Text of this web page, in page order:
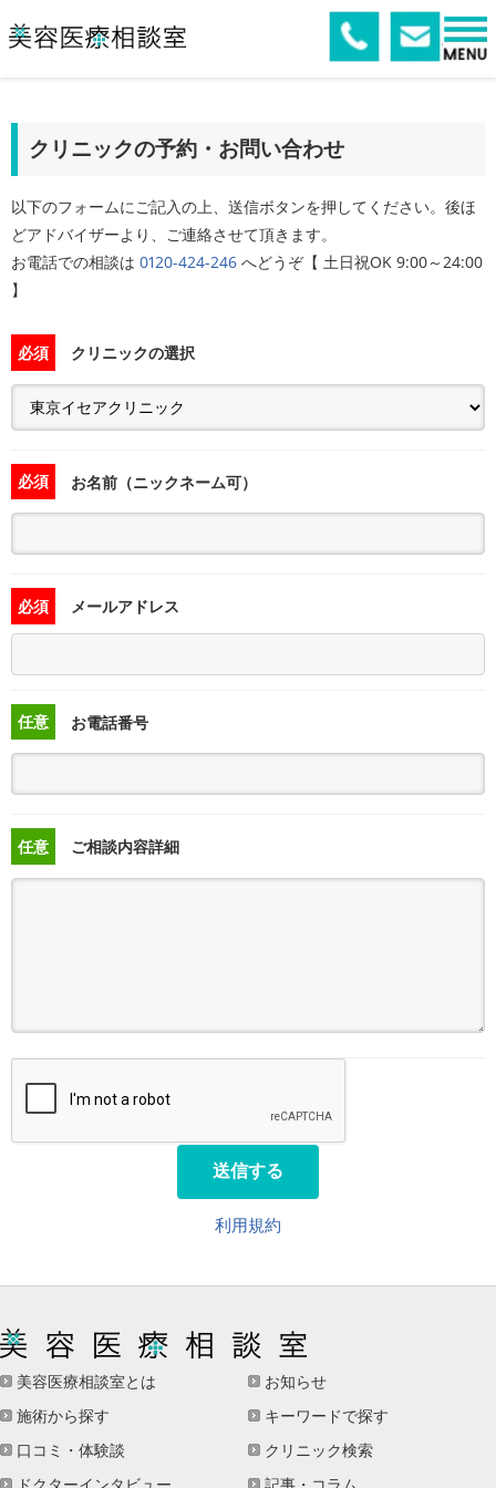
クリニックの予約・お問い合わせ
以下のフォームにご記入の上、送信ボタンを押してください。後ほ
どアドバイザーより、ご連絡させて頂きます。
お電話での相談は 0120-424-246 へどうぞ【 土日祝OK 9:00～24:00
】
必須 クリニックの選択
必須 お名前（ニックネーム可）
必須 メールアドレス
任意 お電話番号
任意 ご相談内容詳細
送信する
利用規約
美容医療相談室とは
お知らせ
施術から探す
キーワードで探す
口コミ・体験談
クリニック検索
ドクターインタビュー
記事・コラム